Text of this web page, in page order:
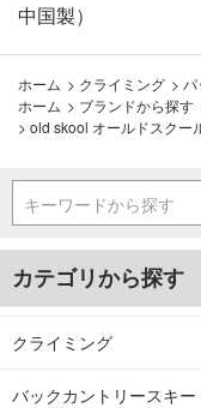
中国製）
ホーム > クライミング > パ
ホーム > ブランドから探す
> old skool オールドスクー
キーワードから探す
カテゴリから探す
クライミング
バックカントリースキー